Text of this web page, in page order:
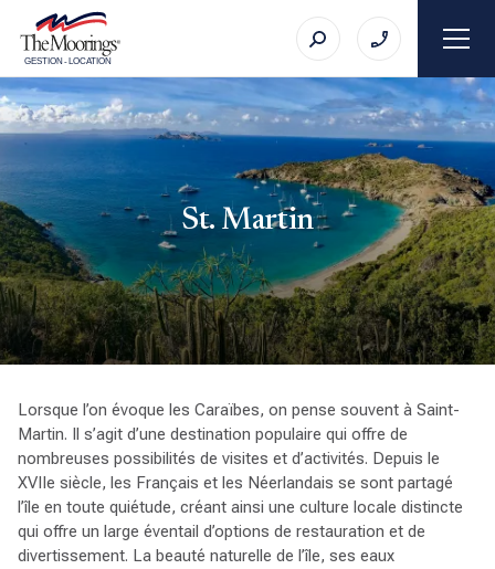
GESTION - LOCATION
St. Martin
Lorsque l’on évoque les Caraïbes, on pense souvent à Saint-
Martin. Il s’agit d’une destination populaire qui offre de
nombreuses possibilités de visites et d’activités. Depuis le
XVIIe siècle, les Français et les Néerlandais se sont partagé
l’île en toute quiétude, créant ainsi une culture locale distincte
qui offre un large éventail d’options de restauration et de
divertissement. La beauté naturelle de l’île, ses eaux